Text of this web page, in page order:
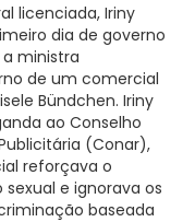
licenciada, Iriny
dia de governo
ministra
de um comercial
Bündchen. Iriny
ao Conselho
(Conar),
reforçava o
e ignorava os
baseada